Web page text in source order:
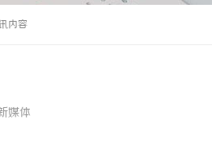
内容
媒体